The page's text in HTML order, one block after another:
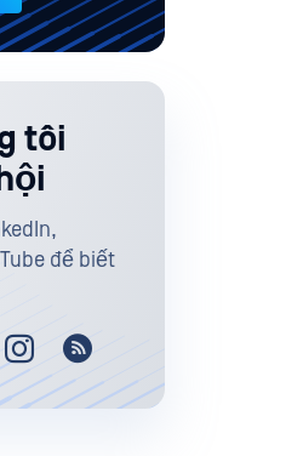
tôi
để biết